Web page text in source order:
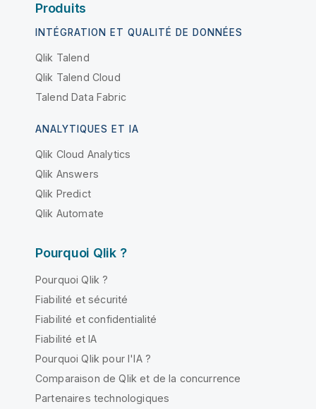
Produits
INTÉGRATION ET QUALITÉ DE DONNÉES
Qlik Talend
Qlik Talend Cloud
Talend Data Fabric
ANALYTIQUES ET IA
Qlik Cloud Analytics
Qlik Answers
Qlik Predict
Qlik Automate
Pourquoi Qlik ?
Pourquoi Qlik ?
Fiabilité et sécurité
Fiabilité et confidentialité
Fiabilité et IA
Pourquoi Qlik pour l'IA ?
Comparaison de Qlik et de la concurrence
Partenaires technologiques